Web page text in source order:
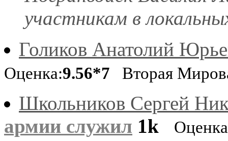
участникам в
Голиков Анатолий
Оценка:9.56*7 Вторая
Школьников Сергей
армии служил 1k